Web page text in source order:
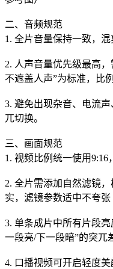
二、音频规范
1. 全片音量保持一致，
2. 人声音量优先级最高
不遮盖人声”为标准，比
3. 避免出现杂音、电流
兀切换。
三、画面规范
1. 视频比例统一使用9:16
2. 全片需添加自然滤镜
实，滤镜参数适中不夸张
3. 单条成片中所有片段
一段亮/下一段暗”的突兀
4. 口播视频可开启轻度